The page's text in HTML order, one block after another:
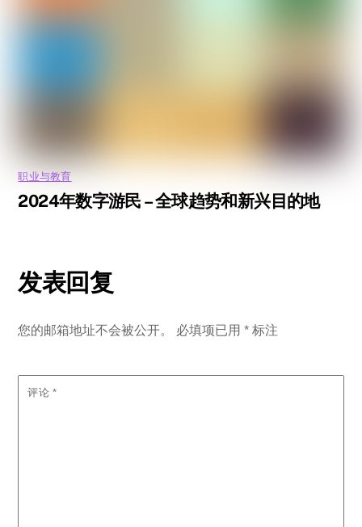
职业与教育
2024年数字游民 – 全球趋势和新兴目的地
发表回复
您的邮箱地址不会被公开。 必填项已用* 标注
评论 *